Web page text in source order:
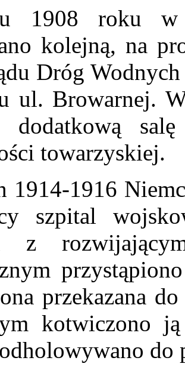
1908 roku w
kolejną, na
Dróg
ul. Browarnej.
salę
towarzyskiej.
1914-1916
szpital
z
ona przekazana
kotwiczono
do